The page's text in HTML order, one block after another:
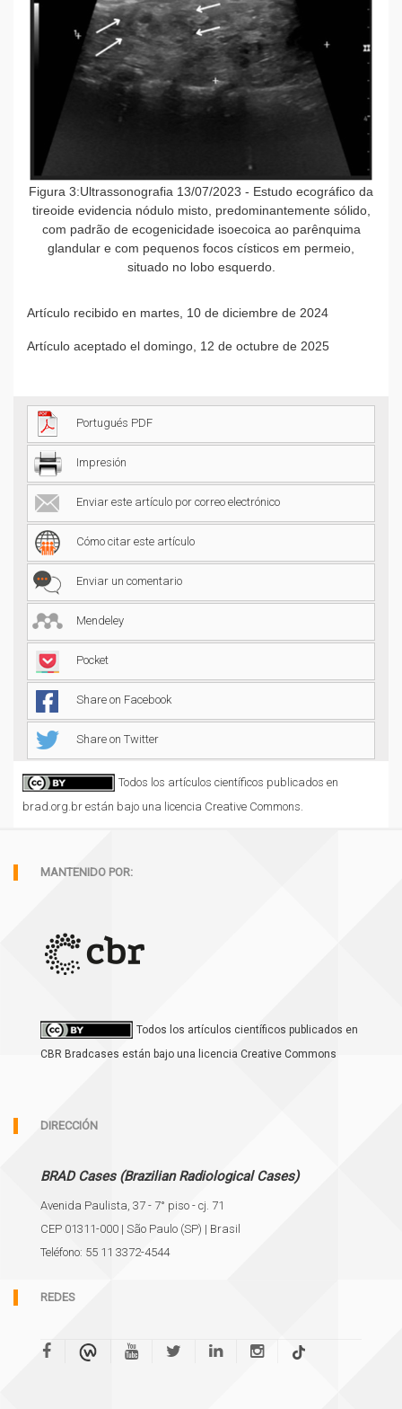
Figura 3:Ultrassonografia 13/07/2023 - Estudo ecográfico da
tireoide evidencia nódulo misto, predominantemente sólido,
com padrão de ecogenicidade isoecoica ao parênquima
glandular e com pequenos focos císticos em permeio,
situado no lobo esquerdo.
Artículo recibido en martes, 10 de diciembre de 2024
Artículo aceptado el domingo, 12 de octubre de 2025
Portugués PDF
Impresión
Enviar este artículo por correo electrónico
Cómo citar este artículo
Enviar un comentario
Mendeley
Pocket
Share on Facebook
Share on Twitter
Todos los artículos científicos publicados en
brad.org.br están bajo una licencia Creative Commons.
MANTENIDO POR:
Todos los artículos científicos publicados en
CBR Bradcases están bajo una licencia Creative Commons
DIRECCIÓN
BRAD Cases (Brazilian Radiological Cases)
Avenida Paulista, 37 - 7° piso - cj. 71
CEP 01311-000 | São Paulo (SP) | Brasil
Teléfono: 55 11 3372-4544
REDES